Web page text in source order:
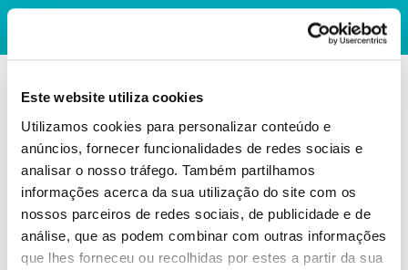
Este website utiliza cookies
Utilizamos cookies para personalizar conteúdo e
anúncios, fornecer funcionalidades de redes sociais e
analisar o nosso tráfego. Também partilhamos
informações acerca da sua utilização do site com os
nossos parceiros de redes sociais, de publicidade e de
análise, que as podem combinar com outras informações
que lhes forneceu ou recolhidas por estes a partir da sua